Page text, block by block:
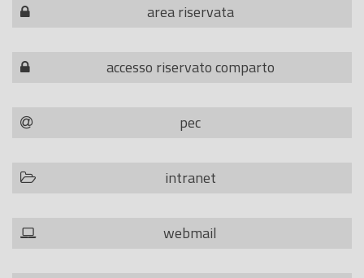
area riservata
accesso riservato comparto
pec
intranet
webmail